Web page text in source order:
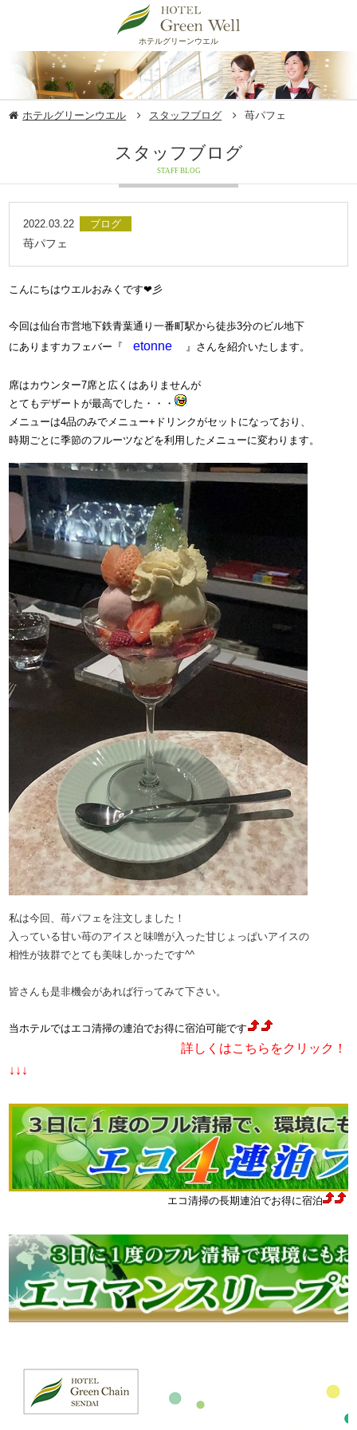
ホテルグリーンウエル
ホテルグリーンウエル スタッフブログ 苺パフェ
スタッフブログ
STAFF BLOG
2022.03.22 ブログ
苺パフェ
​​​こんにちはウエルおみくです❤彡
今回は仙台市営地下鉄青葉通り一番町駅から徒歩3分のビル地下
にありますカフェバー『​etonne 』さんを紹介いたします。
席はカウンター7席と広くはありませんが
とてもデザートが最高でした・・・
メニューは4品のみでメニュー+ドリンクがセットになっており、
時期ごとに季節のフルーツなどを利用したメニューに変わります。
私は今回、苺パフェを注文しました！
入っている甘い苺のアイスと味噌が入った甘じょっぱいアイスの
相性が抜群でとても美味しかったです^^
皆さんも是非機会があれば行ってみて下さい。
当ホテルではエコ清掃の連泊でお得に宿泊可能です
​詳しくはこちらをクリック！
↓↓↓​
エコ清掃の長期連泊でお得に宿泊